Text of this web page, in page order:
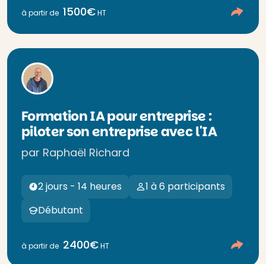
à partir de 1500€HT
Formation IA pour entreprise :
piloter son entreprise avec l'IA
par Raphaël Richard
2 jours - 14 heures
1 à 6 participants
Débutant
à partir de 2400€HT